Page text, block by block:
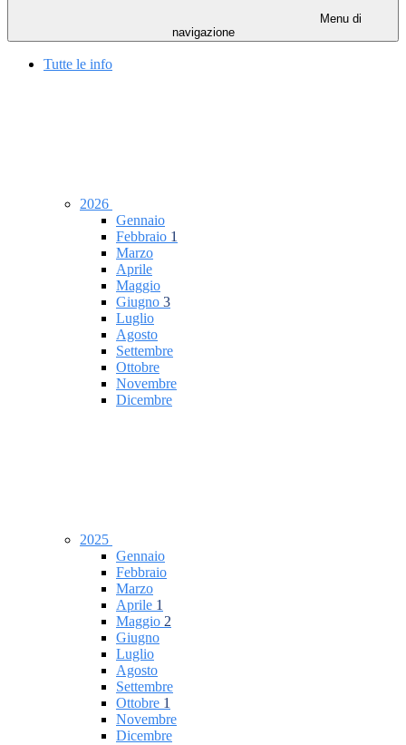
Menu di
navigazione
Tutte le info
2026
Gennaio
Febbraio 1
Marzo
Aprile
Maggio
Giugno 3
Luglio
Agosto
Settembre
Ottobre
Novembre
Dicembre
2025
Gennaio
Febbraio
Marzo
Aprile 1
Maggio 2
Giugno
Luglio
Agosto
Settembre
Ottobre 1
Novembre
Dicembre